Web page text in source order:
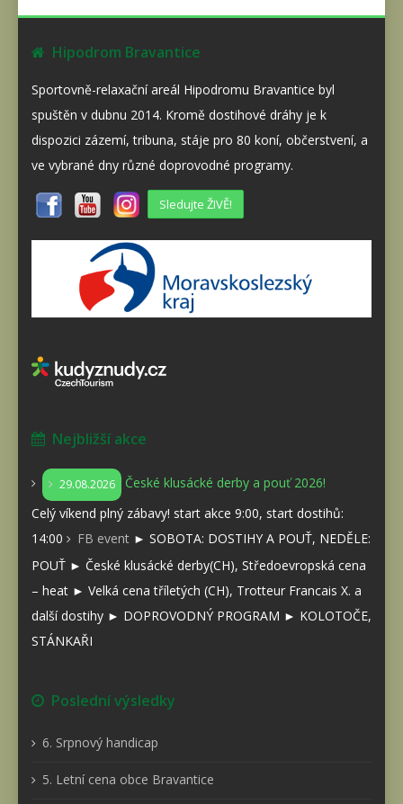
Hipodrom Bravantice
Sportovně-relaxační areál Hipodromu Bravantice byl
spuštěn v dubnu 2014. Kromě dostihové dráhy je k
dispozici zázemí, tribuna, stáje pro 80 koní, občerstvení, a
ve vybrané dny různé doprovodné programy.
Sledujte ŽIVĚ!
Nejbližší akce
29.08.2026
České klusácké derby a pouť 2026!
Celý víkend plný zábavy! start akce 9:00, start dostihů:
14:00
FB event ► SOBOTA: DOSTIHY A POUŤ, NEDĚLE:
POUŤ ► České klusácké derby(CH), Středoevropská cena
– heat ► Velká cena tříletých (CH), Trotteur Francais X. a
další dostihy ► DOPROVODNÝ PROGRAM ► KOLOTOČE,
STÁNKAŘI
Poslední výsledky
6. Srpnový handicap
5. Letní cena obce Bravantice